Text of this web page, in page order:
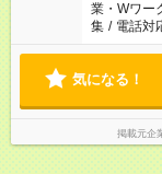
業・Wワー
集 / 電話対
気になる！
掲載元企